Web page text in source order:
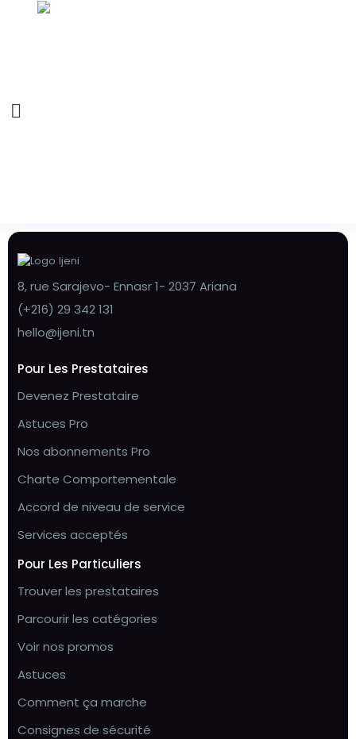
8, rue Sarajevo- Ennasr 1- 2037 Ariana
(+216) 29 342 131
hello@ijeni.tn
Pour Les Prestataires
Devenez Prestataire
Astuces Pro
Nos abonnements Pro
Charte Comportementale
Accord de niveau de service
Services acceptés
Pour Les Particuliers
Trouver les prestataires
Parcourir les catégories
Voir nos promos
Astuces
Comment ça marche
Consignes de sécurité